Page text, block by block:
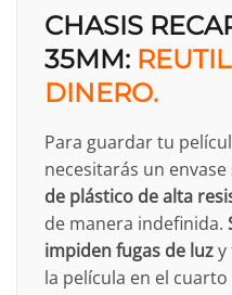
CHASIS
35MM:
DINERO.
Para guardar tu
necesitarás un envase
de plástico de alta
de manera indefinida.
impiden fugas de luzy
la película en el